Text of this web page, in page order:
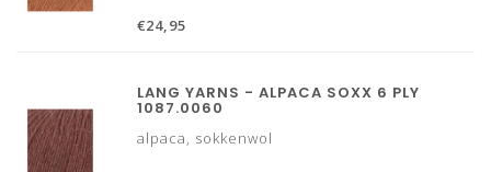
€24,95
LANG YARNS - ALPACA SOXX 6 PLY
1087.0060
alpaca, sokkenwol